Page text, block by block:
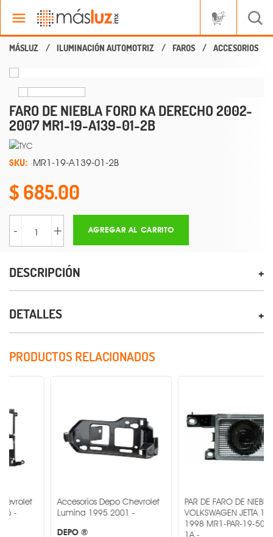
ILUMINACIÓN AUTOMOTRIZ FAROS ACCESORIOS
FARO DE NIEBLA FORD KA DERECHO 2002-
2007 MR1-19-A139-01-2B
SKU: MR1-19-A139-01-2B
685.00
- + AGREGAR AL CARRITO
DESCRIPCIÓN
DETALLES
PRODUCTOS RELACIONADOS
Accesorios Depo Chevrolet
Lumina 1995 2001 -
PAR DE FARO DE NIEBLA
VOLKSWAGEN JETTA 1993-
1998 MR1-PAR-19-5017-00-